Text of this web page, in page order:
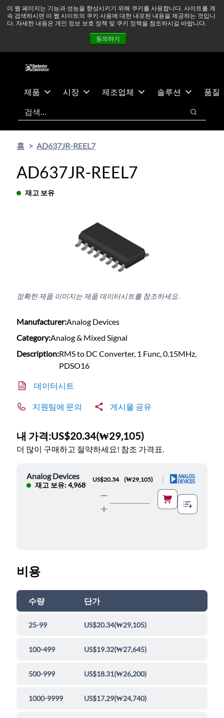
이 웹 페이지는 기능과 성능을 향상시키기 위해 쿠키를 사용합니다. 사이트를 계
속 검색하시면 이 웹 사이트의 쿠키 사용에 대한 내포된 내용을 제공하는 것입니
다. 자세한 내용은 개인 정보 보호 정책 및 쿠키 정책을 참조하시길 바랍니다.
동의하기
츠
건
중동 지역 상황을 지속적으로 주시하고 있으며, 모든 서비스는
정상적으로 운영되고 있습니다. 더 읽어보기 →
뉴스
문의하기
제품 시장 제조업체 솔루션
품질
검색
검색
홈 AD637JR-REEL7
AD637JR-REEL7
재고 보유
정확한 제품 이미지는 제품 데이터시트를 참조하세요.
Manufacturer:Analog Devices
Category:Analog & Mixed Signal
Description:RMS to DC Converter, 1 Func, 0.15MHz,
PDSO16
데이터시트
지원팀에 문의 게시물 공유
내 가격:US$20.34(₩29,105)
더 많이 구매하고 절약하세요! 참조 가격표.
Analog Devices
재고 보유: 4,968
US$20.34 (₩29,105)
비용
수량 단가
25-99 US$20.34(₩29,105)
100-499 US$19.32(₩27,645)
500-999 US$18.31(₩26,200)
1000-9999 US$17.29(₩24,740)